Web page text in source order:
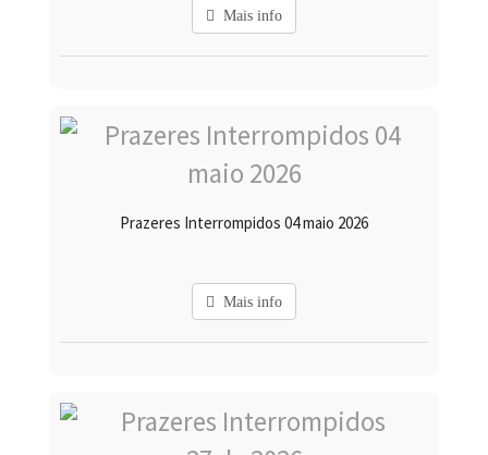
Mais info
Prazeres Interrompidos 04 maio 2026
Mais info